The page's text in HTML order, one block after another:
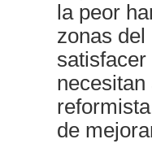
la peor
zonas
de